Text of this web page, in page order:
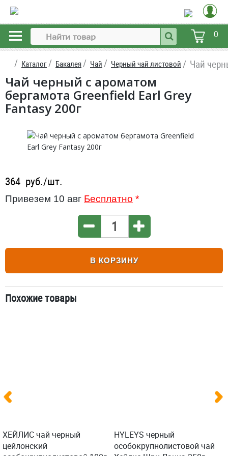
0
Каталог Бакалея Чай Черный чай листовой Чай
Чай черный с ароматом
бергамота Greenfield Earl Grey
Fantasy 200г
364 руб./шт.
Привезем 10 авг Бесплатно *
В КОРЗИНУ
Похожие товары
ХЕЙЛИС чай черный
цейлонский
HYLEYS черный
особокрупнолистовой чай